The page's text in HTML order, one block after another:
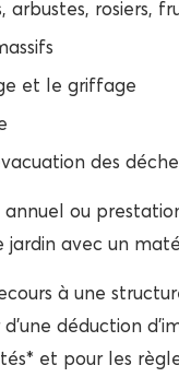
arbustes, rosiers,
et le griffage
des
ou
jardin avec un
à une
déduction
et pour les